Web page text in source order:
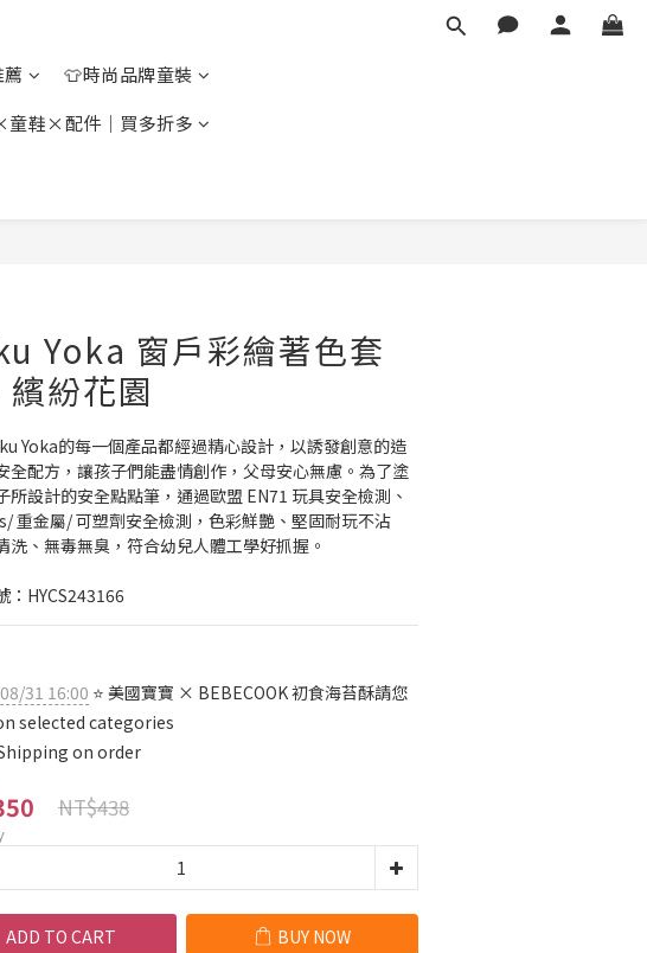
👕時尚品牌童裝
童鞋×配件｜買多折多
Yoka 窗戶彩繪著色套
繽紛花園
Yoka的每一個產品都經過精心設計，以誘發創意的造
全配方，讓孩子們能盡情創作，父母安心無慮。為了塗
所設計的安全點點筆，通過歐盟 EN71 玩具安全檢測、
重金屬/ 可塑劑安全檢測，色彩鮮艷、堅固耐玩不沾
洗、無毒無臭，符合幼兒人體工學好抓握。
：HYCS243166
08/31 16:00 ⭐ 美國寶寶 × BEBECOOK 初食海苔酥請您
selected categories
on order
NT$438
ADD TO CART BUY NOW